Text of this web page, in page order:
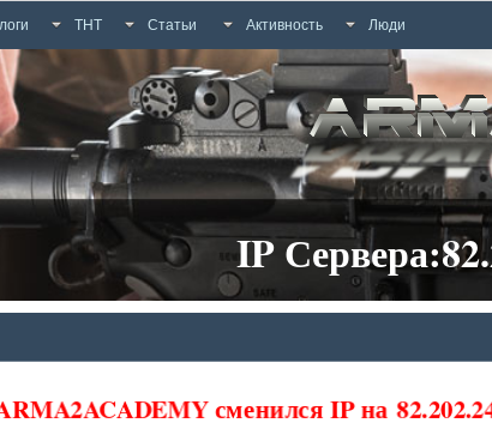
ТНТ Статьи Активность Люди
IP
сменился IP на